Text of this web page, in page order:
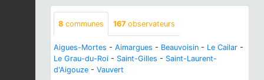
8 communes 167 observateurs
Aigues-Mortes - Aimargues - Beauvoisin - Le Cailar -
Le Grau-du-Roi - Saint-Gilles - Saint-Laurent-
d'Aigouze - Vauvert